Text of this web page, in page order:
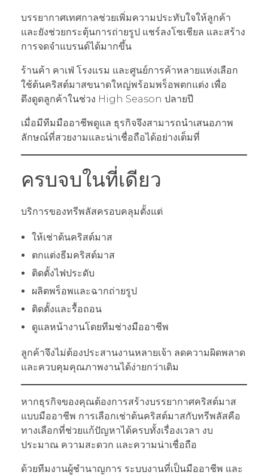
บรรยากาศเทศกาลช่วยเพิ่มความประทับใจให้ลูกค้า
และยังช่วยกระตุ้นการถ่ายรูป แชร์ลงโซเชียล และสร้าง
การจดจำแบรนด์ได้มากขึ้น
ร้านค้า คาเฟ่ โรงแรม และศูนย์การค้าหลายแห่งเลือก
ใช้ต้นคริสต์มาสขนาดใหญ่พร้อมพร็อพตกแต่ง เพื่อ
ดึงดูดลูกค้าในช่วง High Season ปลายปี
เมื่อมีทีมมืออาชีพดูแล ธุรกิจจึงสามารถนำเสนอภาพ
ลักษณ์ที่สวยงามและน่าเชื่อถือได้อย่างเต็มที่
ครบจบในที่เดียว
บริการของทรีพลัสครอบคลุมตั้งแต่
ให้เช่าต้นคริสต์มาส
ตกแต่งธีมคริสต์มาส
ติดตั้งไฟประดับ
ผลิตพร็อพและฉากถ่ายรูป
ติดตั้งและรื้อถอน
ดูแลหน้างานโดยทีมช่างมืออาชีพ
ลูกค้าจึงไม่ต้องประสานงานหลายเจ้า ลดความผิดพลาด
และควบคุมคุณภาพงานได้ง่ายกว่าเดิม
หากธุรกิจของคุณต้องการสร้างบรรยากาศคริสต์มาส
แบบมืออาชีพ การเลือกเช่าต้นคริสต์มาสกับทรีพลัสคือ
ทางเลือกที่ช่วยแก้ปัญหาได้ครบทั้งเรื่องเวลา งบ
ประมาณ ความสะดวก และความน่าเชื่อถือ
ด้วยทีมงานผู้ชำนาญการ ระบบงานที่เป็นมืออาชีพ และ